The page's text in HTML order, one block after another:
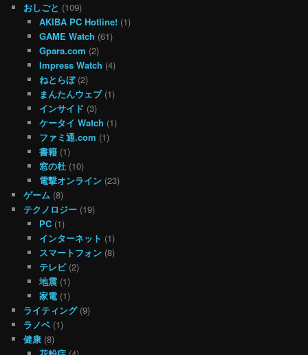
おしごと (109)
AKIBA PC Hotline!(1)
GAME Watch (61)
Gpara.com (2)
Impress Watch (4)
ねとらぼ(2)
まんたんウェブ(1)
インサイド (3)
ケータイ Watch (1)
ファミ通.com (1)
書籍(1)
窓の杜(10)
電撃オンライン(23)
ゲーム (8)
テクノロジー (19)
PC(1)
インターネット (1)
スマートフォン(8)
テレビ(2)
地震(1)
家電(1)
ライティング(9)
ラノベ (1)
健康 (8)